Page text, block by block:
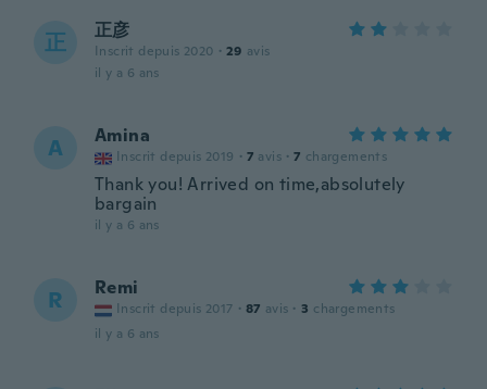
正 正彦
Inscrit depuis 2020 · 29 avis
il y a 6 ans
A Amina
Inscrit depuis 2019 · 7 avis · 7 chargements
Thank you! Arrived on time,absolutely
bargain
il y a 6 ans
R Remi
Inscrit depuis 2017 · 87 avis · 3 chargements
il y a 6 ans